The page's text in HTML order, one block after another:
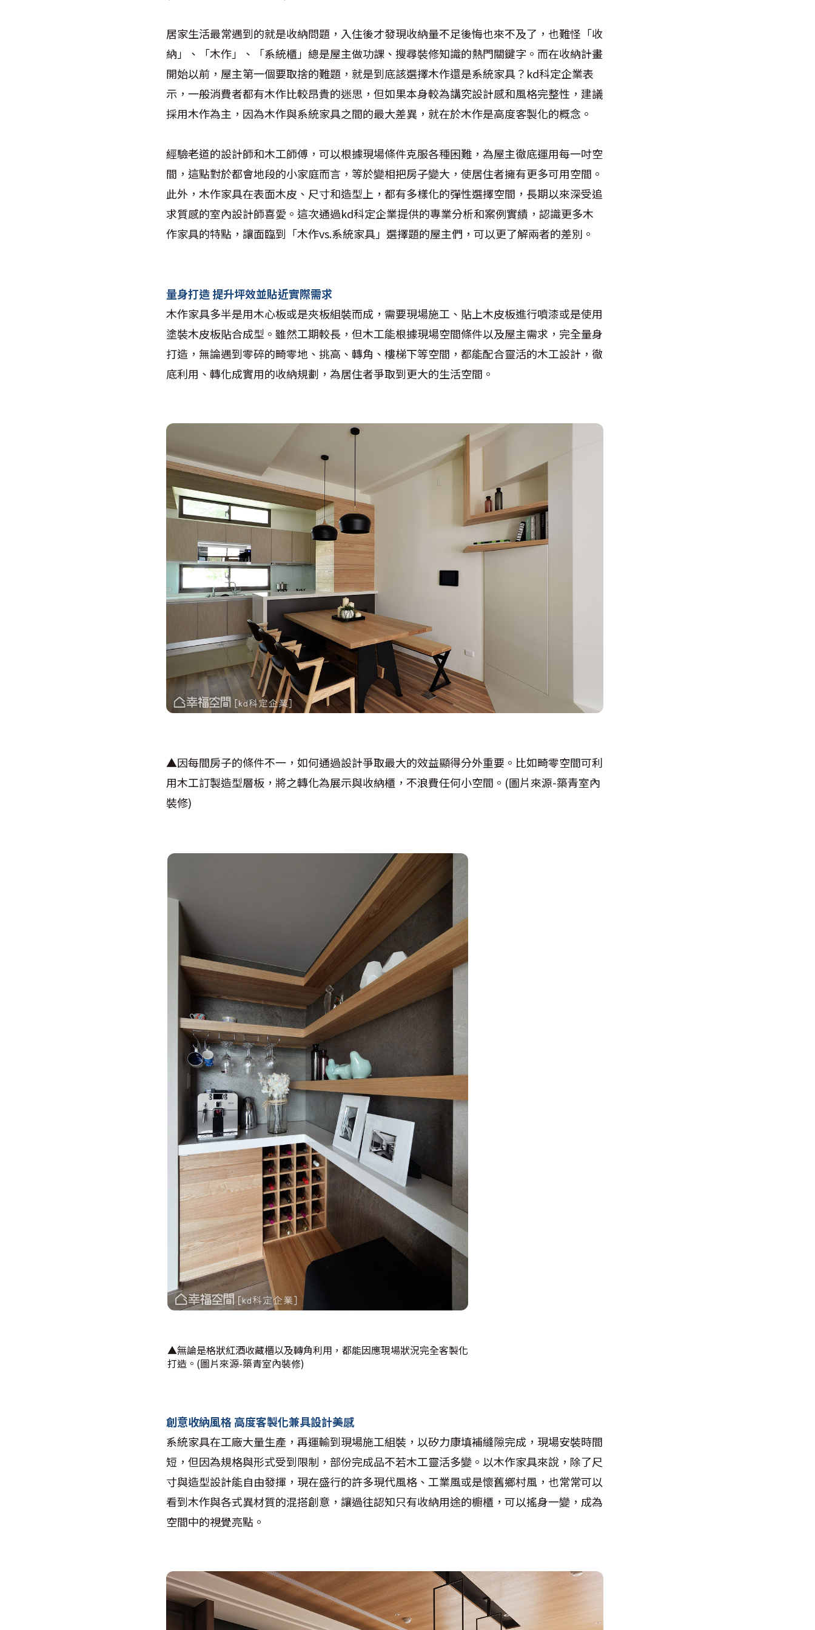
居家生活最常遇到的就是收納問題，入住後才發現收納量不足後悔也來不及了，也難怪「收
納」、「木作」、「系統櫃」總是屋主做功課、搜尋裝修知識的熱門關鍵字。而在收納計畫
開始以前，屋主第一個要取捨的難題，就是到底該選擇木作還是系統家具？kd科定企業表
示，一般消費者都有木作比較昂貴的迷思，但如果本身較為講究設計感和風格完整性，建議
採用木作為主，因為木作與系統家具之間的最大差異，就在於木作是高度客製化的概念。
經驗老道的設計師和木工師傅，可以根據現場條件克服各種困難，為屋主徹底運用每一吋空
間，這點對於都會地段的小家庭而言，等於變相把房子變大，使居住者擁有更多可用空間。
此外，木作家具在表面木皮、尺寸和造型上，都有多樣化的彈性選擇空間，長期以來深受追
求質感的室內設計師喜愛。這次通過kd科定企業提供的專業分析和案例實績，認識更多木
作家具的特點，讓面臨到「木作vs.系統家具」選擇題的屋主們，可以更了解兩者的差別。
量身打造 提升坪效並貼近實際需求
木作家具多半是用木心板或是夾板組裝而成，需要現場施工、貼上木皮板進行噴漆或是使用
塗裝木皮板貼合成型。雖然工期較長，但木工能根據現場空間條件以及屋主需求，完全量身
打造，無論遇到零碎的畸零地、挑高、轉角、樓梯下等空間，都能配合靈活的木工設計，徹
底利用、轉化成實用的收納規劃，為居住者爭取到更大的生活空間。
▲因每間房子的條件不一，如何通過設計爭取最大的效益顯得分外重要。比如畸零空間可利
用木工訂製造型層板，將之轉化為展示與收納櫃，不浪費任何小空間。(圖片來源-築青室內
裝修)
▲無論是格狀紅酒收藏櫃以及轉角利用，都能因應現場狀況完全客製化
打造。(圖片來源-築青室內裝修)
創意收納風格 高度客製化兼具設計美感
系統家具在工廠大量生產，再運輸到現場施工組裝，以矽力康填補縫隙完成，現場安裝時間
短，但因為規格與形式受到限制，部份完成品不若木工靈活多變。以木作家具來說，除了尺
寸與造型設計能自由發揮，現在盛行的許多現代風格、工業風或是懷舊鄉村風，也常常可以
看到木作與各式異材質的混搭創意，讓過往認知只有收納用途的櫥櫃，可以搖身一變，成為
空間中的視覺亮點。